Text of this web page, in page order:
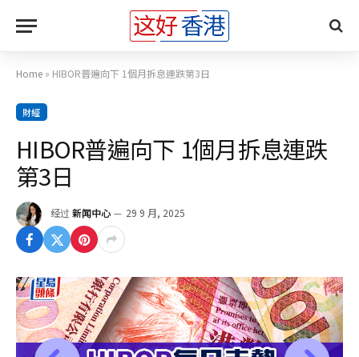
Home » HIBOR普遍向下 1個月拆息連跌第3日
財經
HIBOR普遍向下 1個月拆息連跌
第3日
经过 新闻中心 29 9 月, 2025